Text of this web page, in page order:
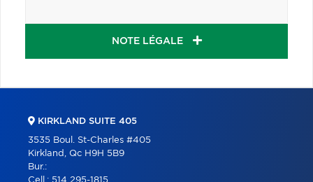
NOTE LÉGALE
KIRKLAND SUITE 405
3535 Boul. St-Charles #405
Kirkland, Qc H9H 5B9
Bur.:
Cell.: 514 295-1815